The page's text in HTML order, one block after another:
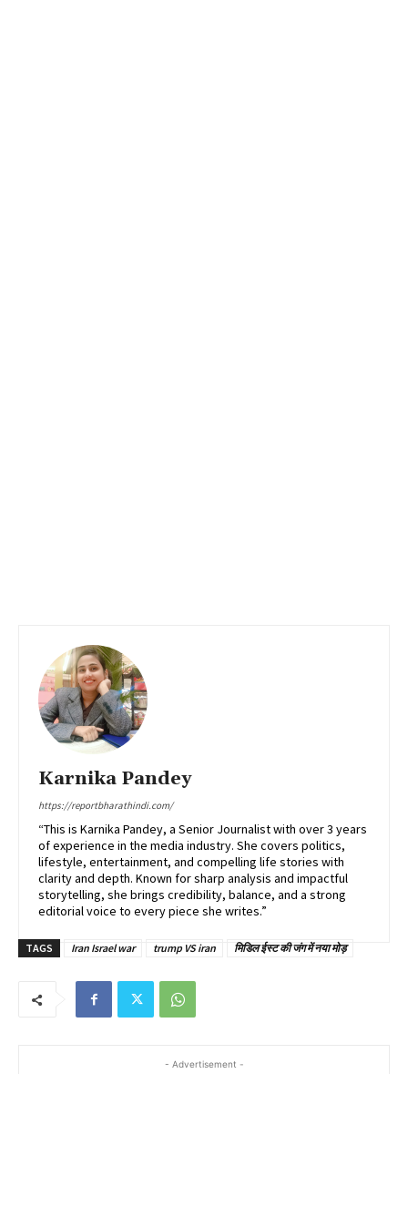
Karnika Pandey
https://reportbharathindi.com/
“This is Karnika Pandey, a Senior Journalist with over 3 years
of experience in the media industry. She covers politics,
lifestyle, entertainment, and compelling life stories with
clarity and depth. Known for sharp analysis and impactful
storytelling, she brings credibility, balance, and a strong
editorial voice to every piece she writes.”
TAGS Iran Israel war trump VS iran मिडिल ईस्ट की जंग में नया मोड़
- Advertisement -